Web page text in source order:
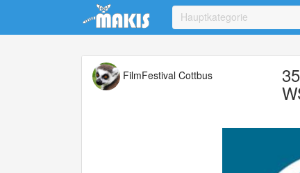
Update cookies preferences
Hauptkategorie
FilmFestival Cottbus